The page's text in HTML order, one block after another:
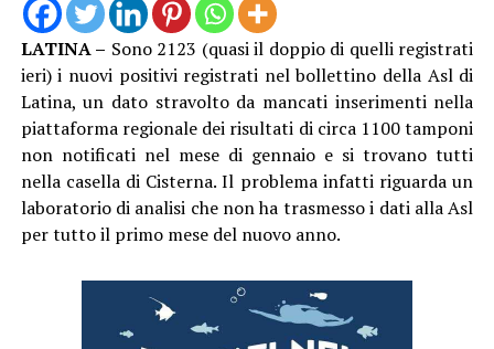
LATINA – Sono 2123 (quasi il doppio di quelli registrati
ieri) i nuovi positivi registrati nel bollettino della Asl di
Latina, un dato stravolto da mancati inserimenti nella
piattaforma regionale dei risultati di circa 1100 tamponi
non notificati nel mese di gennaio e si trovano tutti
nella casella di Cisterna. Il problema infatti riguarda un
laboratorio di analisi che non ha trasmesso i dati alla Asl
per tutto il primo mese del nuovo anno.